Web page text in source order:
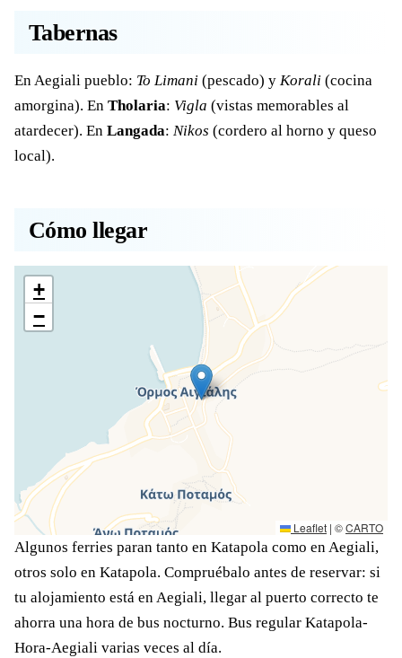
Tabernas
En Aegiali pueblo: To Limani (pescado) y Korali (cocina
amorgina). En Tholaria: Vigla (vistas memorables al
atardecer). En Langada: Nikos (cordero al horno y queso
local).
Cómo llegar
+
−
Leaflet | ©CARTO
Algunos ferries paran tanto en Katapola como en Aegiali,
otros solo en Katapola. Compruébalo antes de reservar: si
tu alojamiento está en Aegiali, llegar al puerto correcto te
ahorra una hora de bus nocturno. Bus regular Katapola-
Hora-Aegiali varias veces al día.